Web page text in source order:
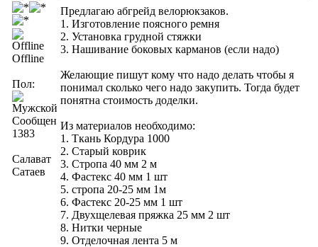
Offline
Пол:
Сообщений:
1383
Салават
Сатаев
Предлагаю абгрейд велорюкзаков.
1. Изготовление поясного ремня
2. Установка грудной стяжки
3. Нашивание боковых карманов (если надо)
Желающие пишут кому что надо делать чтобы я
понимал сколько чего надо закупить. Тогда будет
понятна стоимость доделки.
Из материалов необходимо:
1. Ткань Кордура 1000
2. Старый коврик
3. Стропа 40 мм 2 м
4. Фастекс 40 мм 1 шт
5. стропа 20-25 мм 1м
6. Фастекс 20-25 мм 1 шт
7. Двухщелевая пряжка 25 мм 2 шт
8. Нитки черные
9. Отделочная лента 5 м